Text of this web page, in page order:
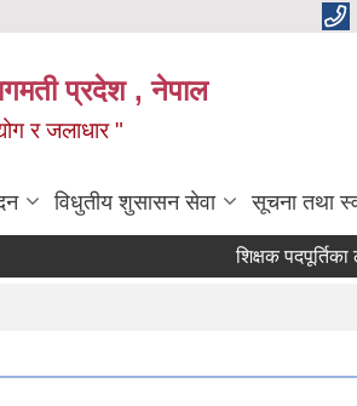
प्रदेश , नेपाल
र जलाधार "
विधुतीय शुसासन सेवा सूचना तथा
शिक्षक पदपूर्तिका लागि